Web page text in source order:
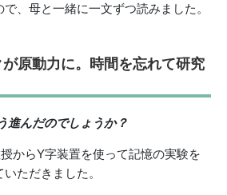
、母と一緒に一文ずつ読みました。
原動力に。時間を忘れて研究
進んだのでしょうか？
からY字装置を使って記憶の実験を
ただきました。